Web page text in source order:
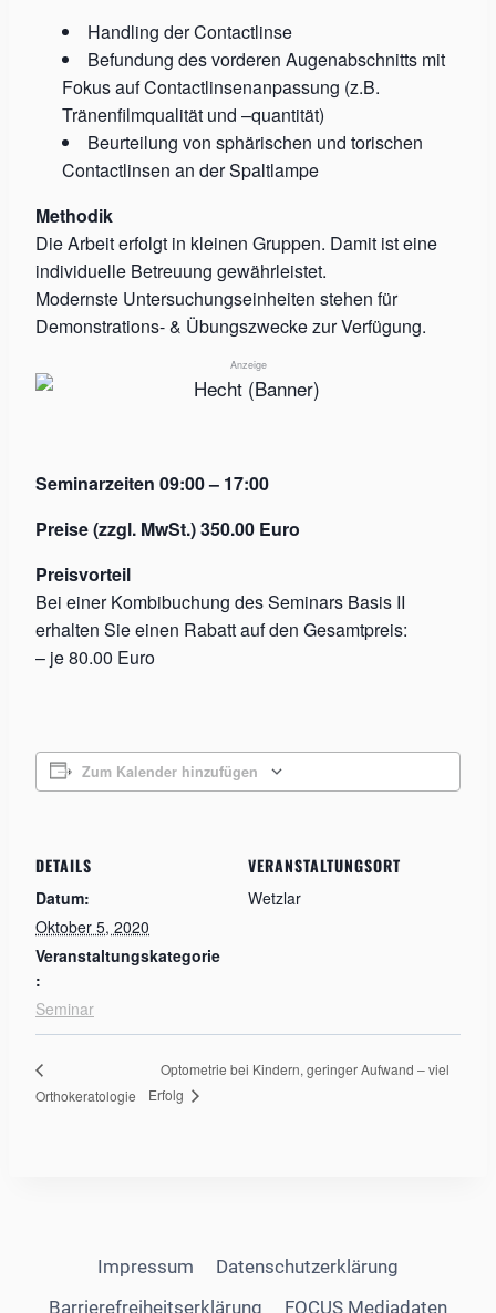
Handling der Contactlinse
Befundung des vorderen Augenabschnitts mit
Fokus auf Contactlinsenanpassung (z.B.
Tränenfilmqualität und –quantität)
Beurteilung von sphärischen und torischen
Contactlinsen an der Spaltlampe
Methodik
Die Arbeit erfolgt in kleinen Gruppen. Damit ist eine
individuelle Betreuung gewährleistet.
Modernste Untersuchungseinheiten stehen für
Demonstrations- & Übungszwecke zur Verfügung.
Anzeige
Seminarzeiten 09:00 – 17:00
Preise (zzgl. MwSt.) 350.00 Euro
Preisvorteil
Bei einer Kombibuchung des Seminars Basis II
erhalten Sie einen Rabatt auf den Gesamtpreis:
– je 80.00 Euro
Zum Kalender hinzufügen
DETAILS
Datum:
Oktober 5, 2020
Veranstaltungskategorie
:
Seminar
VERANSTALTUNGSORT
Wetzlar
Orthokeratologie
Optometrie bei Kindern, geringer Aufwand – viel
Erfolg
Impressum
Datenschutzerklärung
Barrierefreiheitserklärung
FOCUS Mediadaten